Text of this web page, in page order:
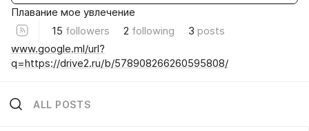
Плавание мое увлечение
15 followers 2 following 3 posts
www.google.ml/url?
q=https://drive2.ru/b/578908266260595808/
ALL POSTS